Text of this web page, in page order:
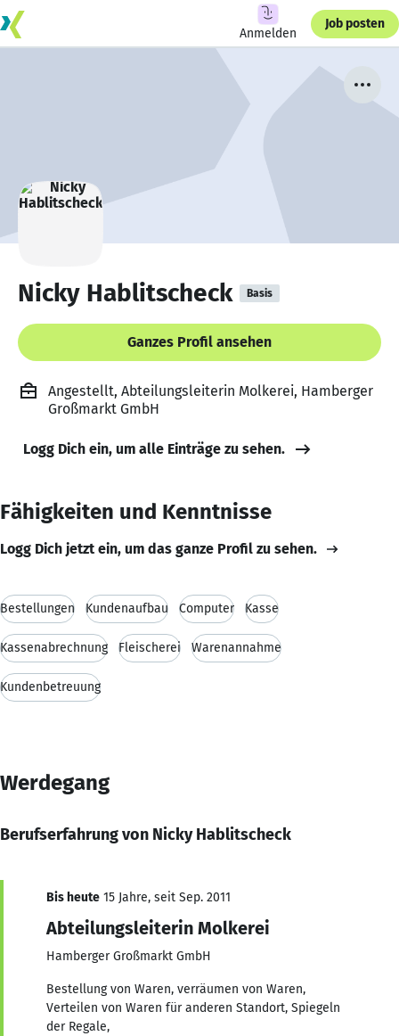
Anmelden
Job posten
Nicky Hablitscheck Basis
Ganzes Profil ansehen
Angestellt, Abteilungsleiterin Molkerei, Hamberger
Großmarkt GmbH
Logg Dich ein, um alle Einträge zu sehen.
Fähigkeiten und Kenntnisse
Logg Dich jetzt ein, um das ganze Profil zu sehen.
Bestellungen Kundenaufbau Computer Kasse
Kassenabrechnung Fleischerei Warenannahme
Kundenbetreuung
Werdegang
Berufserfahrung von Nicky Hablitscheck
Bis heute 15 Jahre, seit Sep. 2011
Abteilungsleiterin Molkerei
Hamberger Großmarkt GmbH
Bestellung von Waren, verräumen von Waren,
Verteilen von Waren für anderen Standort, Spiegeln
der Regale,